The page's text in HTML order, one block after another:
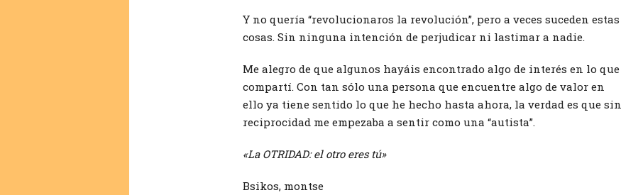
Y no quería “revolucionaros la revolución”, pero a veces suceden estas
cosas. Sin ninguna intención de perjudicar ni lastimar a nadie.
Me alegro de que algunos hayáis encontrado algo de interés en lo que
compartí. Con tan sólo una persona que encuentre algo de valor en
ello ya tiene sentido lo que he hecho hasta ahora, la verdad es que sin
reciprocidad me empezaba a sentir como una “autista”.
«La OTRIDAD: el otro eres tú»
Bsikos, montse